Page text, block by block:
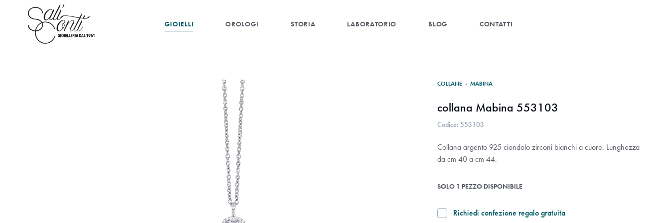
GIOIELLI OROLOGI STORIA LABORATORIO BLOG CONTATTI
COLLANE · MABINA
collana Mabina 553103
Codice: 553103
Collana argento 925 ciondolo zirconi bianchi a cuore. Lunghezza
da cm 40 a cm 44.
SOLO 1 PEZZO DISPONIBILE
Richiedi confezione regalo gratuita